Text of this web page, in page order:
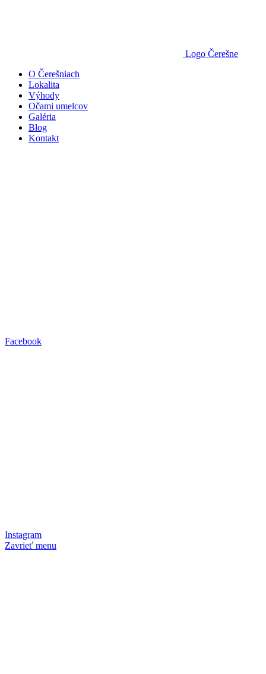
Logo Čerešne
O Čerešniach
Lokalita
Výhody
Očami umelcov
Galéria
Blog
Kontakt
Facebook
Instagram
Zavrieť menu